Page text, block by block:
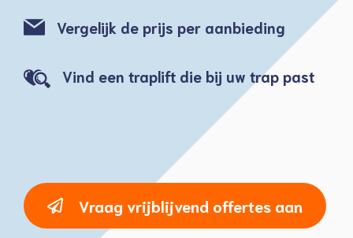
Vergelijk de prijs per aanbieding
Vind een traplift die bij uw trap past
Vraag vrijblijvend offertes aan